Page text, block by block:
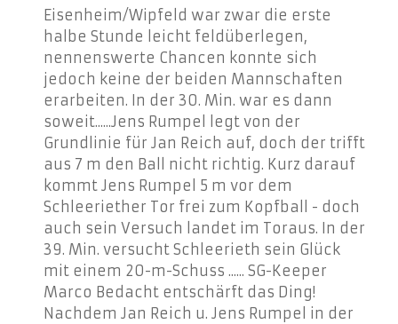
Eisenheim/Wipfeld war zwar die erste
halbe Stunde leicht feldüberlegen,
nennenswerte Chancen konnte sich
jedoch keine der beiden Mannschaften
erarbeiten. In der 30. Min. war es dann
soweit......Jens Rumpel legt von der
Grundlinie für Jan Reich auf, doch der trifft
aus 7 m den Ball nicht richtig. Kurz darauf
kommt Jens Rumpel 5 m vor dem
Schleeriether Tor frei zum Kopfball - doch
auch sein Versuch landet im Toraus. In der
39. Min. versucht Schleerieth sein Glück
mit einem 20-m-Schuss ...... SG-Keeper
Marco Bedacht entschärft das Ding!
Nachdem Jan Reich u. Jens Rumpel in der